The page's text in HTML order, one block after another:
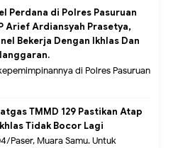
Perdana di Polres Pasuruan
Arief Ardiansyah Prasetya,
Bekerja Dengan Ikhlas Dan
di Polres Pasuruan
TMMD 129 Pastikan Atap
Tidak Bocor Lagi
Paser, Muara Samu. Untuk